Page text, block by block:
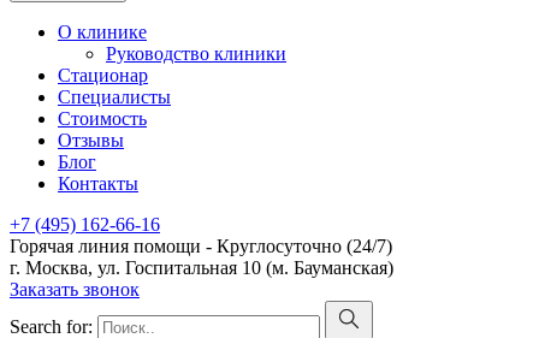
О клинике
Руководство клиники
Стационар
Специалисты
Стоимость
Отзывы
Блог
Контакты
+7 (495) 162-66-16
Горячая линия помощи - Круглосуточно (24/7)
г. Москва, ул. Госпитальная 10 (м. Бауманская)
Заказать звонок
Search for: